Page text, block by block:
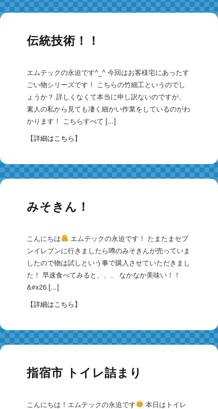
伝統技術！！
エムテックの永迫です^_^ 今回はお客様宅にあったす
ごい物シリーズです！ こちらの竹細工というのでし
ょうか？ 詳しくなくて本当に申し訳ないのですが、
素人の私から見ても凄く細かい作業をしているのがわ
かります！ こちらすべて […]
【詳細はこちら 】
みそきん！
こんにちは
エムテックの永迫です！ たまたまセブ
ンイレブンに行きましたら噂のみそきんが売っていま
したので物は試しという事で購入させていただきまし
た！ 早速食べてみると、、、 なかなか美味い！！
&#x26 […]
【詳細はこちら 】
指宿市 トイレ詰まり
こんにちは！エムテックの永迫です
本日はトイレ